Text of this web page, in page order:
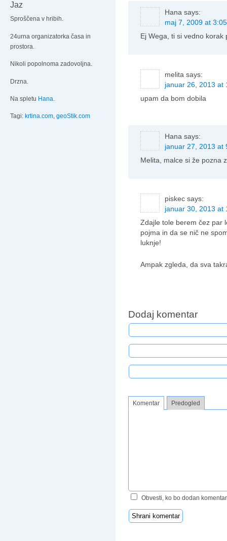
Jaz
Sproščena v hribih.
24urna organizatorka časa in
prostora.
Nikoli popolnoma zadovoljna.
Drzna.
Na spletu Hana.
Tagi: krtina.com, geoStik.com
Hana says:
maj 7, 2009 at
Ej Wega, ti si vedno korak
melita says:
januar 26, 2013 at
upam da bom dobila
Hana says:
januar 27, 2013 at
Melita, malce si že pozna
piskec says:
januar 30, 2013 at
Zdajle tole berem čez par
pojma in da se nič ne
luknje!
Ampak zgleda, da sva
Dodaj komentar
Komentar Predogled
Obvesti, ko bo dodan komentar